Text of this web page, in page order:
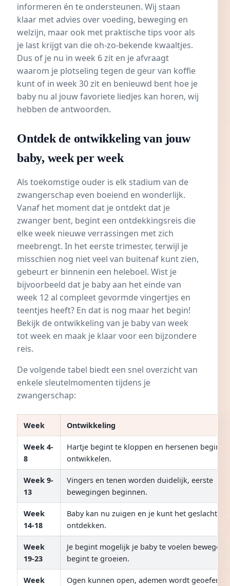
informeren én te ondersteunen. Wij staan
klaar met advies over voeding, beweging en
welzijn, maar ook met praktische tips voor als
je last krijgt van die oh-zo-bekende kwaaltjes.
Dus of je nu in week 6 zit en je afvraagt
waarom je plotseling tegen de geur van koffie
kunt of in week 30 zit en benieuwd bent hoe je
baby nu al jouw favoriete liedjes kan horen, wij
hebben de antwoorden.
Ontdek de ontwikkeling van jouw
baby, week per week
Als toekomstige ouder is elk stadium van de
zwangerschap even boeiend en wonderlijk.
Vanaf het moment dat je ontdekt dat je
zwanger bent, begint een ontdekkingsreis die
elke week nieuwe verrassingen met zich
meebrengt. In het eerste trimester, terwijl je
misschien nog niet veel van buitenaf kunt zien,
gebeurt er binnenin een heleboel. Wist je
bijvoorbeeld dat je baby aan het einde van
week 12 al compleet gevormde vingertjes en
teentjes heeft? En dat is nog maar het begin!
Bekijk de ontwikkeling van je baby van week
tot week en maak je klaar voor een bijzondere
reis.
De volgende tabel biedt een snel overzicht van
enkele sleutelmomenten tijdens je
zwangerschap:
Week Ontwikkeling
Week 4-
8
Hartje begint te kloppen en hersenen
ontwikkelen.
Week 9-
13
Vingers en tenen worden duidelijk, eerste
bewegingen beginnen.
Week
14-18
Baby kan nu zuigen en je kunt het geslacht
ontdekken.
Week
19-23
Je begint mogelijk je baby te voelen bewegen,
begint te groeien.
Week Ogen kunnen open, ademen wordt geoefend.